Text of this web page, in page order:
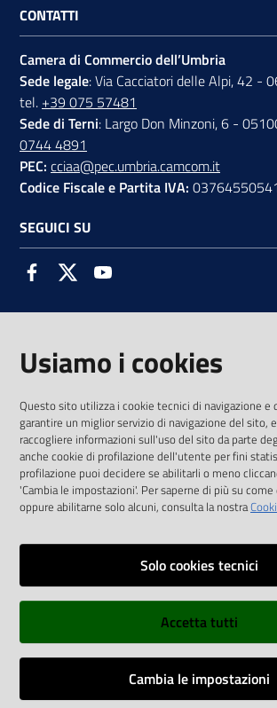
CONTATTI
Camera di Commercio dell’Umbria
Sede legale: Via Cacciatori delle Alpi, 42 -
tel. +39 075 57481
Sede di Terni: Largo Don Minzoni, 6 -
0744 4891
PEC: cciaa@pec.umbria.camcom.it
Codice Fiscale e Partita IVA: 03764550541
SEGUICI SU
FacebookTwitter
AMMINISTRAZIONE TRASPARENTE INTERCAM
Vai alla pagina
Media Policy
Mappa del sito
Dichiarazione di accessibilità
Usiamo i cookies
Questo sito utilizza i cookie tecnici di navigazione e
garantire un miglior servizio di navigazione del sito,
raccogliere informazioni sull'uso del sito da parte
anche cookie di profilazione dell'utente per fini
profilazione puoi decidere se abilitarli o meno
'Cambia le impostazioni'. Per saperne di più su
oppure abilitarne solo alcuni, consulta la nostra
Solo cookies tecnici
Accetta tutti
Cambia le impostazioni